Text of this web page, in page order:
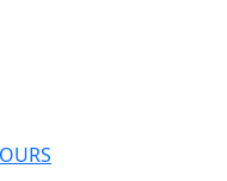
SLAVE